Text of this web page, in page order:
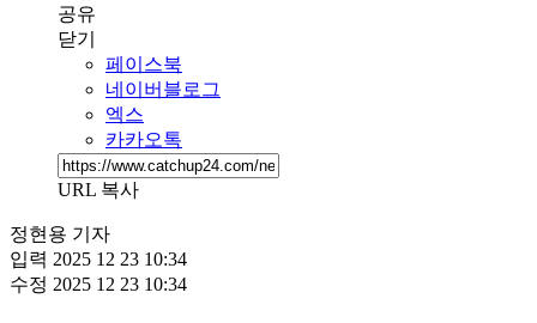
공유
닫기
페이스북
네이버블로그
엑스
카카오톡
URL 복사
정현용 기자
입력 2025 12 23 10:34
수정 2025 12 23 10:34